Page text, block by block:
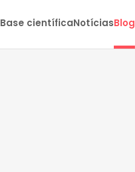
Base científicaNotíciasBlog